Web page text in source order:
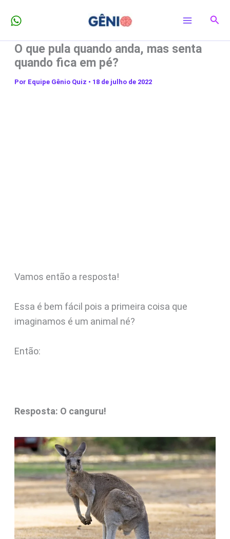
para
conteúdo
O que pula quando anda, mas senta
quando fica em pé?
Por Equipe Gênio Quiz • 18 de julho de 2022
Vamos então a resposta!
Essa é bem fácil pois a primeira coisa que
imaginamos é um animal né?
Então:
Resposta: O canguru!